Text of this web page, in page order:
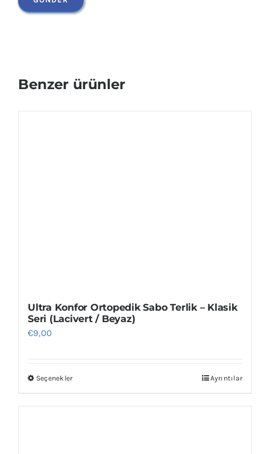
Benzer ürünler
Ultra Konfor Ortopedik Sabo Terlik – Klasik
Seri (Lacivert / Beyaz)
€9,00
SeçeneklerBu
Ayrıntılar